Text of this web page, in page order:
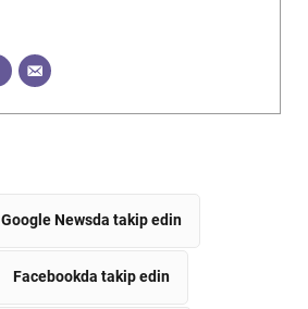
Google Newsda takip edin
Facebookda takip edin